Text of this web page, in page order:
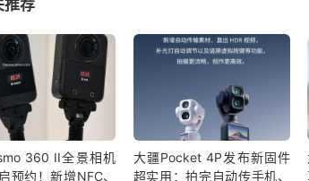
推荐
360 II全景相机
预约！新增NFC、
大疆Pocket 4P发布新固件
超实用：拍完自动传手机、